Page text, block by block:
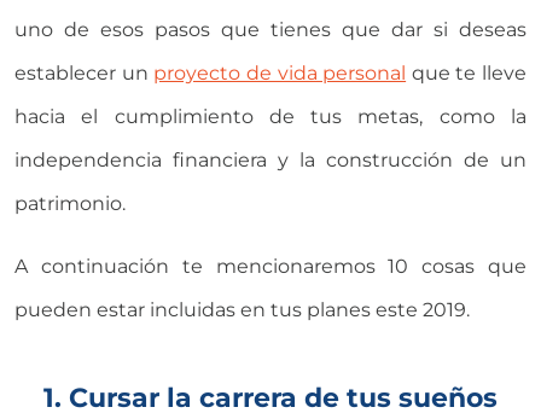
uno de esos pasos que tienes que dar si deseas
establecer un proyecto de vida personal que te lleve
hacia el cumplimiento de tus metas, como la
independencia financiera y la construcción de un
patrimonio.
A continuación te mencionaremos 10 cosas que
pueden estar incluidas en tus planes este 2019.
1. Cursar la carrera de tus sueños